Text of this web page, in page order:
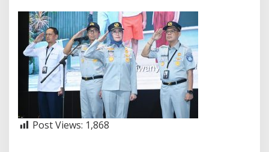
Post Views: 1,868